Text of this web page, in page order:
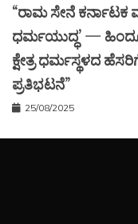
“ರಾಮ ಸೇನೆ
ಧರ್ಮಯುದ್ಧ’ —
ಕ್ಷೇತ್ರ ಧರ್ಮಸ್ಥಳದ
ಪ್ರತಿಭಟನೆ”
25/08/2025